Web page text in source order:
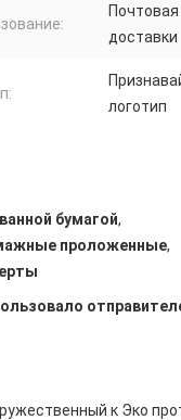
Почтовая
доставки
логотип
бумагой,
проложенные,
к Эко